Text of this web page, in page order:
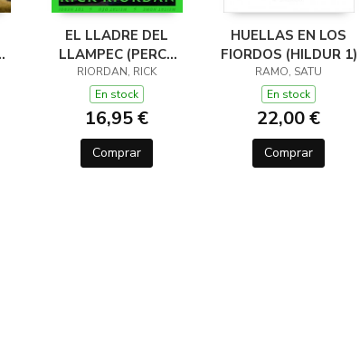
EL LLADRE DEL
LLAMPEC (PERCY
JACKSON I ELS
DÉUS DE L'OLIMP 1)
RIORDAN, RICK
En stock
16,95 €
Comprar
HUELLAS EN LOS
FIORDOS (HILDUR 1)
RAMO, SATU
En stock
22,00 €
Comprar